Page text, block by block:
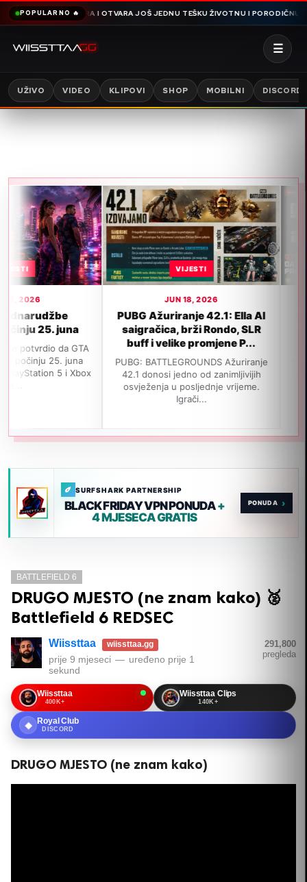
POPULARNO 🔥
OMERA I OTVARA JOŠ JEDNU TEŠKU ŽIVOTNU I PORODIČNU PRIČU
☰
UŽIVO VIDEO KLIPOVI SHOP MOBILNI DISCORD
juna
da GTA
juna
5 i Xbox
VIJESTI
PUBG Ažuriranje 42.1: Ella AI
saigračica, brži Rondo, SLR
buff i velike promjene P...
PUBG: BATTLEGROUNDS Ažuriranje
42.1 donosi jedno od zanimljivijih
osvježenja u posljednje vrijeme.
GTA 6
izlaska u
Navodno je
izađe 19.
jedan važan
SURFSHARK PARTNERSHIP
BLACK FRIDAY VPN PONUDA+
4 MJESECA GRATIS
›
BATTLEFIELD 6
DRUGO MJESTO (ne znam kako) 🥈
Battlefield 6 REDSEC
Wiissttaa wiissttaa.gg
prije 9 mjeseci — uređeno prije 1
sekund
291,800
pregleda
Wiissttaa
400K+
Wiissttaa Clips
140K+
◆ Royal Club
DISCORD
DRUGO MJESTO (ne znam kako)